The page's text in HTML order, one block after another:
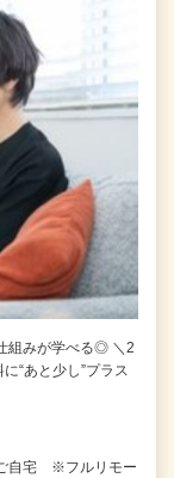
組みが学べる◎ ＼2
“あと少し”プラス
自宅 ※フルリモー